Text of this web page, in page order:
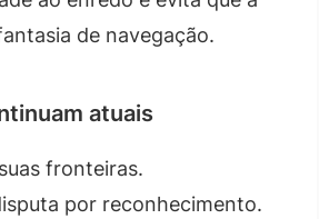
de navegação.
atuais
fronteiras.
por reconhecimento.